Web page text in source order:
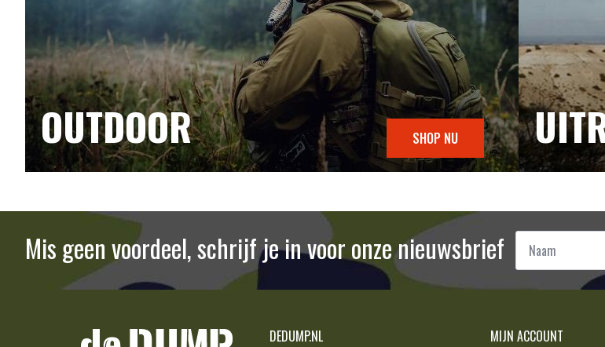
OUTDOOR SHOP NU
Mis geen voordeel, schrijf je in voor onze nieuwsbrief Naam
DEDUMP.NL MIJN ACCOUNT